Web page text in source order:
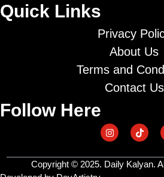
Quick Links
Privacy
About Us
Terms and
Contact Us
Follow Here
Copyright © 2025. Daily Kalyan.